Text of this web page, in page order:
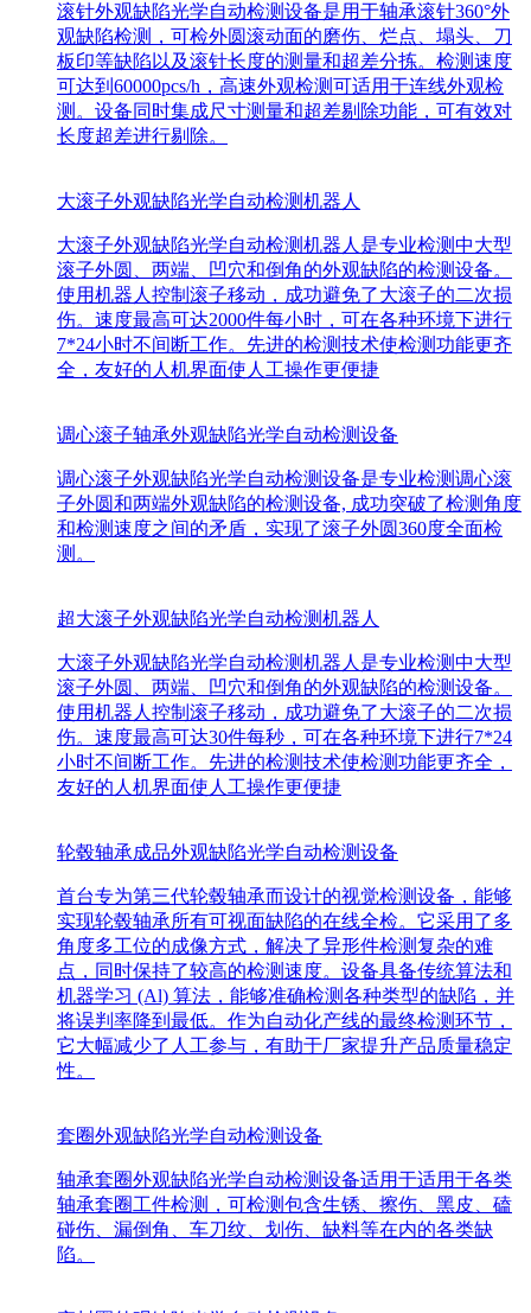
滚针外观缺陷光学自动检测设备是用于轴承滚针360°外
观缺陷检测，可检外圆滚动面的磨伤、烂点、塌头、刀
板印等缺陷以及滚针长度的测量和超差分拣。检测速度
可达到60000pcs/h，高速外观检测可适用于连线外观检
测。设备同时集成尺寸测量和超差剔除功能，可有效对
长度超差进行剔除。
大滚子外观缺陷光学自动检测机器人
大滚子外观缺陷光学自动检测机器人是专业检测中大型
滚子外圆、两端、凹穴和倒角的外观缺陷的检测设备。
使用机器人控制滚子移动，成功避免了大滚子的二次损
伤。速度最高可达2000件每小时，可在各种环境下进行
7*24小时不间断工作。先进的检测技术使检测功能更齐
全，友好的人机界面使人工操作更便捷
调心滚子轴承外观缺陷光学自动检测设备
调心滚子外观缺陷光学自动检测设备是专业检测调心滚
子外圆和两端外观缺陷的检测设备, 成功突破了检测角度
和检测速度之间的矛盾，实现了滚子外圆360度全面检
测。
超大滚子外观缺陷光学自动检测机器人
大滚子外观缺陷光学自动检测机器人是专业检测中大型
滚子外圆、两端、凹穴和倒角的外观缺陷的检测设备。
使用机器人控制滚子移动，成功避免了大滚子的二次损
伤。速度最高可达30件每秒，可在各种环境下进行7*24
小时不间断工作。先进的检测技术使检测功能更齐全，
友好的人机界面使人工操作更便捷
轮毂轴承成品外观缺陷光学自动检测设备
首台专为第三代轮毂轴承而设计的视觉检测设备，能够
实现轮毂轴承所有可视面缺陷的在线全检。它采用了多
角度多工位的成像方式，解决了异形件检测复杂的难
点，同时保持了较高的检测速度。设备具备传统算法和
机器学习 (Al) 算法，能够准确检测各种类型的缺陷，并
将误判率降到最低。作为自动化产线的最终检测环节，
它大幅减少了人工参与，有助于厂家提升产品质量稳定
性。
套圈外观缺陷光学自动检测设备
轴承套圈外观缺陷光学自动检测设备适用于适用于各类
轴承套圈工件检测，可检测包含生锈、擦伤、黑皮、磕
碰伤、漏倒角、车刀纹、划伤、缺料等在内的各类缺
陷。